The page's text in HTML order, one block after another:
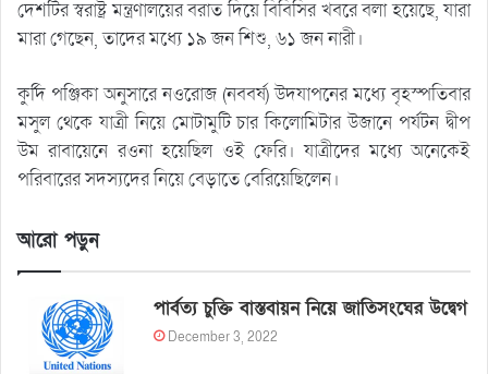
দেশটির স্বরাষ্ট্র মন্ত্রণালয়ের বরাত দিয়ে বিবিসির খবরে বলা হয়েছে, যারা
মারা গেছেন, তাদের মধ্যে ১৯ জন শিশু, ৬১ জন নারী।
কুর্দি পঞ্জিকা অনুসারে নওরোজ (নববর্ষ) উদযাপনের মধ্যে বৃহস্পতিবার
মসুল থেকে যাত্রী নিয়ে মোটামুটি চার কিলোমিটার উজানে পর্যটন দ্বীপ
উম রাবায়েনে রওনা হয়েছিল ওই ফেরি। যাত্রীদের মধ্যে অনেকেই
পরিবারের সদস্যদের নিয়ে বেড়াতে বেরিয়েছিলেন।
আরো পড়ুন
পার্বত্য চুক্তি বাস্তবায়ন নিয়ে জাতিসংঘের উদ্বেগ
December 3, 2022